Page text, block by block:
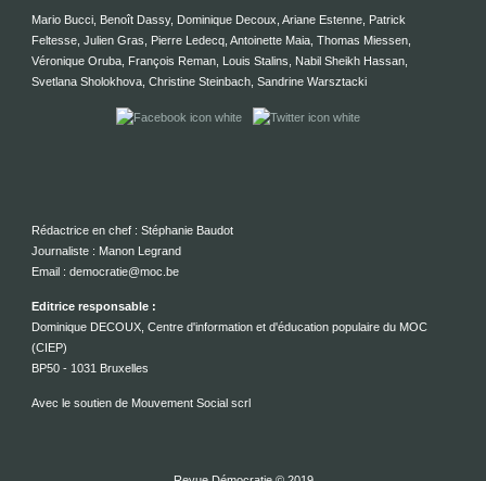
Mario Bucci, Benoît Dassy, Dominique Decoux, Ariane Estenne, Patrick
Feltesse, Julien Gras, Pierre Ledecq, Antoinette Maia, Thomas Miessen,
Véronique Oruba, François Reman, Louis Stalins, Nabil Sheikh Hassan,
Svetlana Sholokhova, Christine Steinbach, Sandrine Warsztacki
Rédactrice en chef : Stéphanie Baudot
Journaliste : Manon Legrand
Email : democratie@moc.be
Editrice responsable :
Dominique DECOUX, Centre d'information et d'éducation populaire du MOC
(CIEP)
BP50 - 1031 Bruxelles
Avec le soutien de Mouvement Social scrl